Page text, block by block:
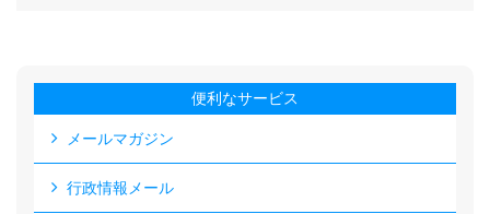
便利なサービス
メールマガジン
行政情報メール